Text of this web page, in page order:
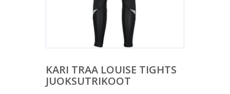
KARI TRAA LOUISE TIGHTS
JUOKSUTRIKOOT